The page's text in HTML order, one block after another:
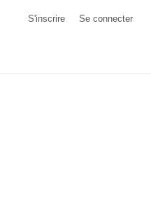
S'inscrire Se connecter